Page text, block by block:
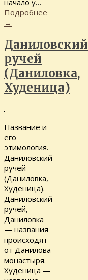
начало у…
Подробнее
→
Даниловский
ручей
(Даниловка,
Худеница)
Название и
его
этимология.
Даниловский
ручей
(Даниловка,
Худеница).
Даниловский
ручей,
Даниловка
— названия
происходят
от Данилова
монастыря.
Худеница —